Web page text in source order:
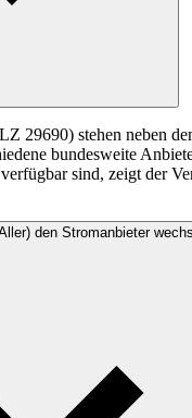
29690) stehen neben
bundesweite
sind, zeigt der
den Stromanbieter